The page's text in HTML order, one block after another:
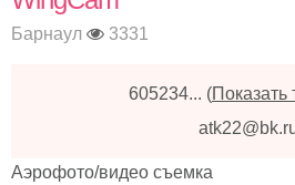
Барнаул 3331
605234... (Показать
Аэрофото/видео съемка